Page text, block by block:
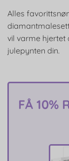
Alles
vil varme hjertet
julepynten din.
FÅ 10%